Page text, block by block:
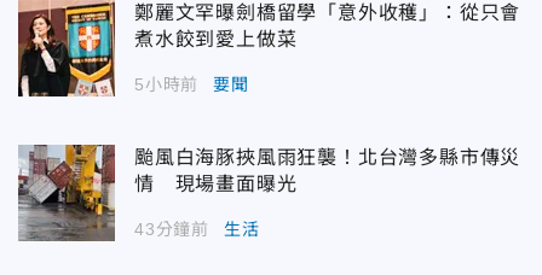
鄭麗文罕曝劍橋留學「意外收穫」：從只會
煮水餃到愛上做菜
5小時前 要聞
颱風白海豚挾風雨狂襲！北台灣多縣市傳災
情 現場畫面曝光
43分鐘前 生活